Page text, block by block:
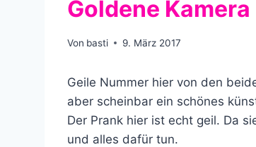
Goldene
Von basti 9. März 2017
Geile Nummer hier von den
aber scheinbar ein schönes
Der Prank hier ist echt geil. Da
und alles dafür tun.